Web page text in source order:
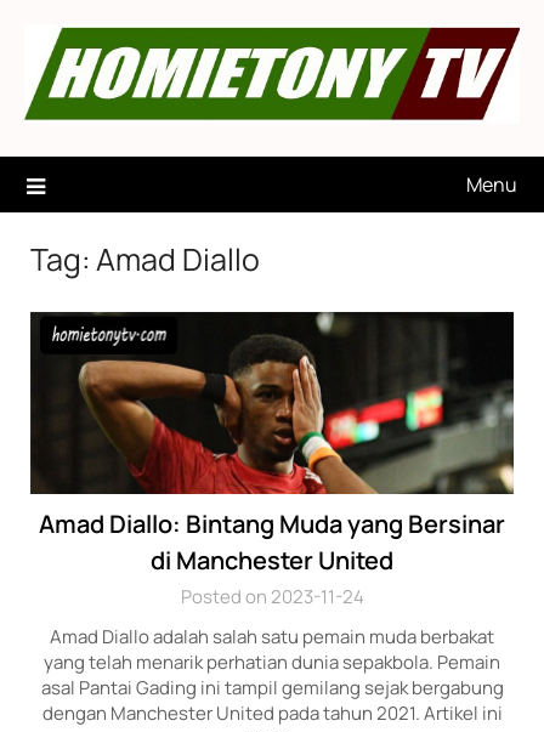
content
Menu
Tag: Amad Diallo
Amad Diallo: Bintang Muda yang Bersinar
di Manchester United
Posted on 2023-11-24
Amad Diallo adalah salah satu pemain muda berbakat
yang telah menarik perhatian dunia sepakbola. Pemain
asal Pantai Gading ini tampil gemilang sejak bergabung
dengan Manchester United pada tahun 2021. Artikel ini